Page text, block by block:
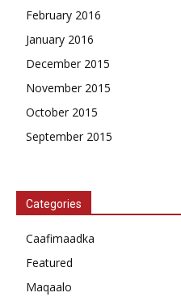
February 2016
January 2016
December 2015
November 2015
October 2015
September 2015
Categories
Caafimaadka
Featured
Maqaalo